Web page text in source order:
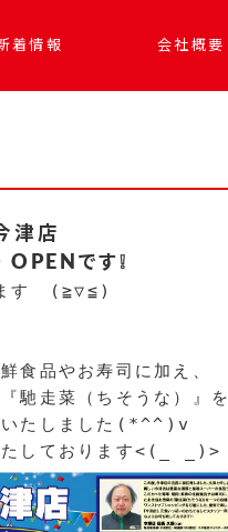
着情報 会社概要
津店
です❕
す　(≧▽≦)
食品やお寿司に加え、
馳走菜（ちそうな）』を
いたしました(*^^)v